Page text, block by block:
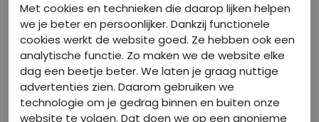
Basis Basis
Met cookies en technieken die daarop lijken helpen
we je beter en persoonlijker. Dankzij functionele
cookies werkt de website goed. Ze hebben ook een
analytische functie. Zo maken we de website elke
dag een beetje beter. We laten je graag nuttige
advertenties zien. Daarom gebruiken we
technologie om je gedrag binnen en buiten onze
website te volgen. Dat doen we op een anonieme